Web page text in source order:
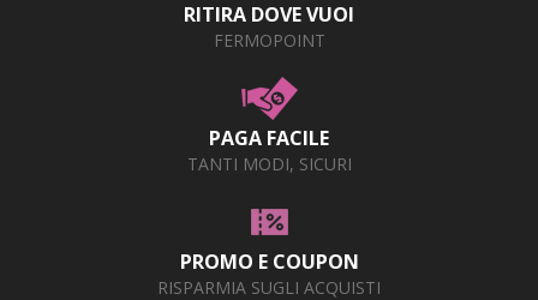
RITIRA DOVE VUOI
FERMOPOINT
PAGA FACILE
TANTI MODI, SICURI
PROMO E COUPON
RISPARMIA SUGLI ACQUISTI